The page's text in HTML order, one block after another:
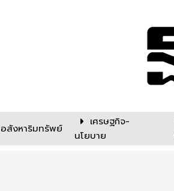
อสังหาริมทรัพย์
เศรษฐกิจ-
นโยบาย